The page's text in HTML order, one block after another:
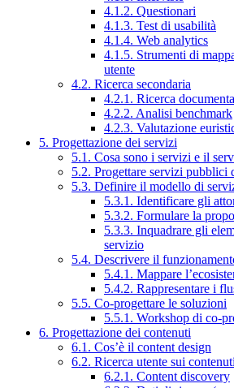
4.1.2. Questionari
4.1.3. Test di usabilità
4.1.4. Web analytics
4.1.5. Strumenti di
utente
4.2. Ricerca secondaria
4.2.1. Ricerca
4.2.2. Analisi benchmark
4.2.3. Valutazione
5. Progettazione dei servizi
5.1. Cosa sono i servizi e il
5.2. Progettare servizi pubblici
5.3. Definire il modello di
5.3.1. Identificare gli
5.3.2. Formulare la
5.3.3. Inquadrare gli
servizio
5.4. Descrivere il
5.4.1. Mappare
5.4.2. Rappresentare i
5.5. Co-progettare le soluzioni
5.5.1. Workshop di co-
6. Progettazione dei contenuti
6.1. Cos’è il content design
6.2. Ricerca utente sui
6.2.1. Content discovery